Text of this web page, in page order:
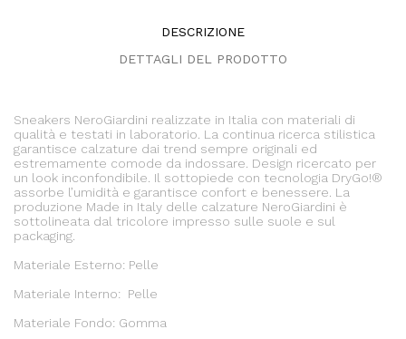
DESCRIZIONE
DETTAGLI DEL PRODOTTO
Sneakers NeroGiardini realizzate in Italia con materiali di
qualità e testati in laboratorio. La continua ricerca stilistica
garantisce calzature dai trend sempre originali ed
estremamente comode da indossare. Design ricercato per
un look inconfondibile. Il sottopiede con tecnologia DryGo!®
assorbe l’umidità e garantisce confort e benessere. La
produzione Made in Italy delle calzature NeroGiardini è
sottolineata dal tricolore impresso sulle suole e sul
packaging.
Materiale Esterno: Pelle
Materiale Interno: Pelle
Materiale Fondo: Gomma